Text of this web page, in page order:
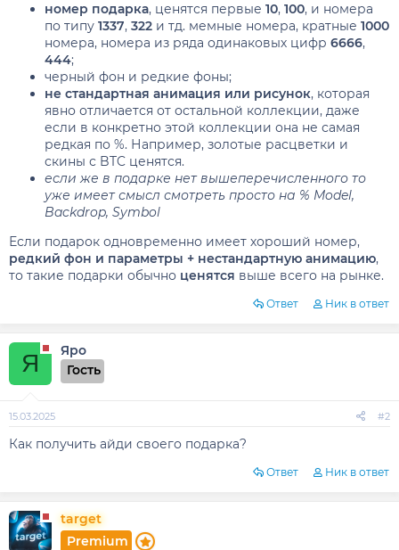
номер подарка, ценятся первые 10, 100, и номера
по типу 1337, 322 и тд. мемные номера, кратные 1000
номера, номера из ряда одинаковых цифр 6666,
444;
черный фон и редкие фоны;
не стандартная анимация или рисунок, которая
явно отличается от остальной коллекции, даже
если в конкретно этой коллекции она не самая
редкая по %. Например, золотые расцветки и
скины с BTC ценятся.
если же в подарке нет вышеперечисленного то
уже имеет смысл смотреть просто на % Model,
Backdrop, Symbol
Если подарок одновременно имеет хороший номер,
редкий фон и параметры + нестандартную анимацию,
то такие подарки обычно ценятся выше всего на рынке.
Ответ Ник в ответ
Я Яро
Гость
15.03.2025 #2
Как получить айди своего подарка?
Ответ Ник в ответ
target
Premium